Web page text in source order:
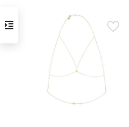
ma
wiele
wariantów.
Opcje
można
stronie